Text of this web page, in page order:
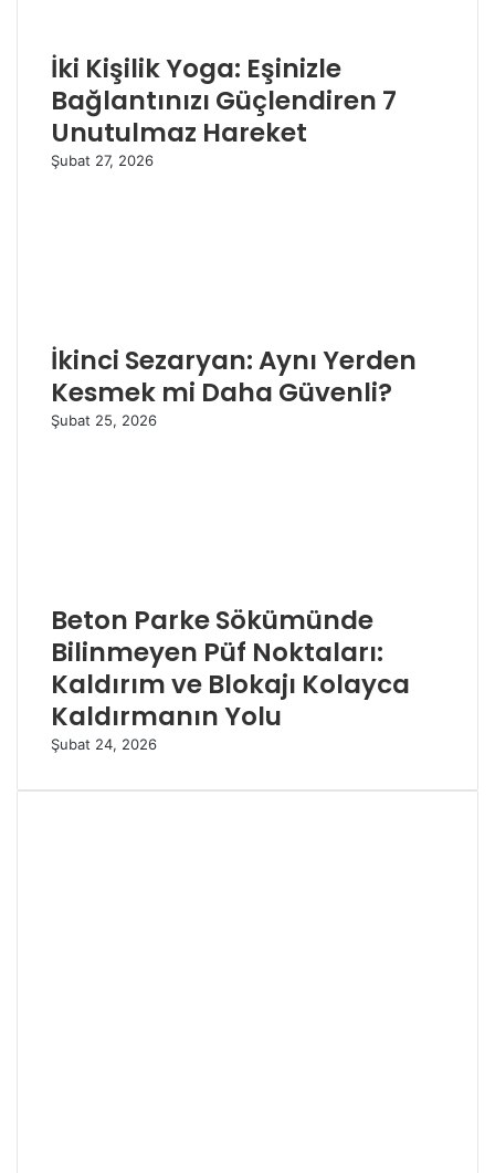
İki Kişilik Yoga: Eşinizle
Bağlantınızı Güçlendiren 7
Unutulmaz Hareket
Şubat 27, 2026
İkinci Sezaryan: Aynı Yerden
Kesmek mi Daha Güvenli?
Şubat 25, 2026
Beton Parke Sökümünde
Bilinmeyen Püf Noktaları:
Kaldırım ve Blokajı Kolayca
Kaldırmanın Yolu
Şubat 24, 2026